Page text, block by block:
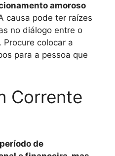
amoroso
causa pode ter raízes
no diálogo entre o
Procure colocar a
para a pessoa que
Corrente
de